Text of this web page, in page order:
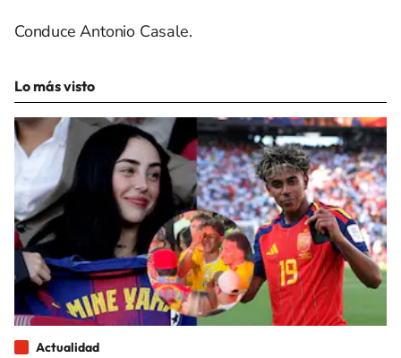
Conduce Antonio Casale.
Lo más visto
Actualidad